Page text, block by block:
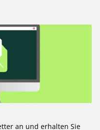
an und erhalten Sie